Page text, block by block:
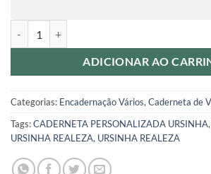
ADICIONAR AO
Categorias: Encadernação Vários, Caderneta de
Tags:CADERNETA PERSONALIZADA URSINHA,
URSINHA REALEZA, URSINHA REALEZA